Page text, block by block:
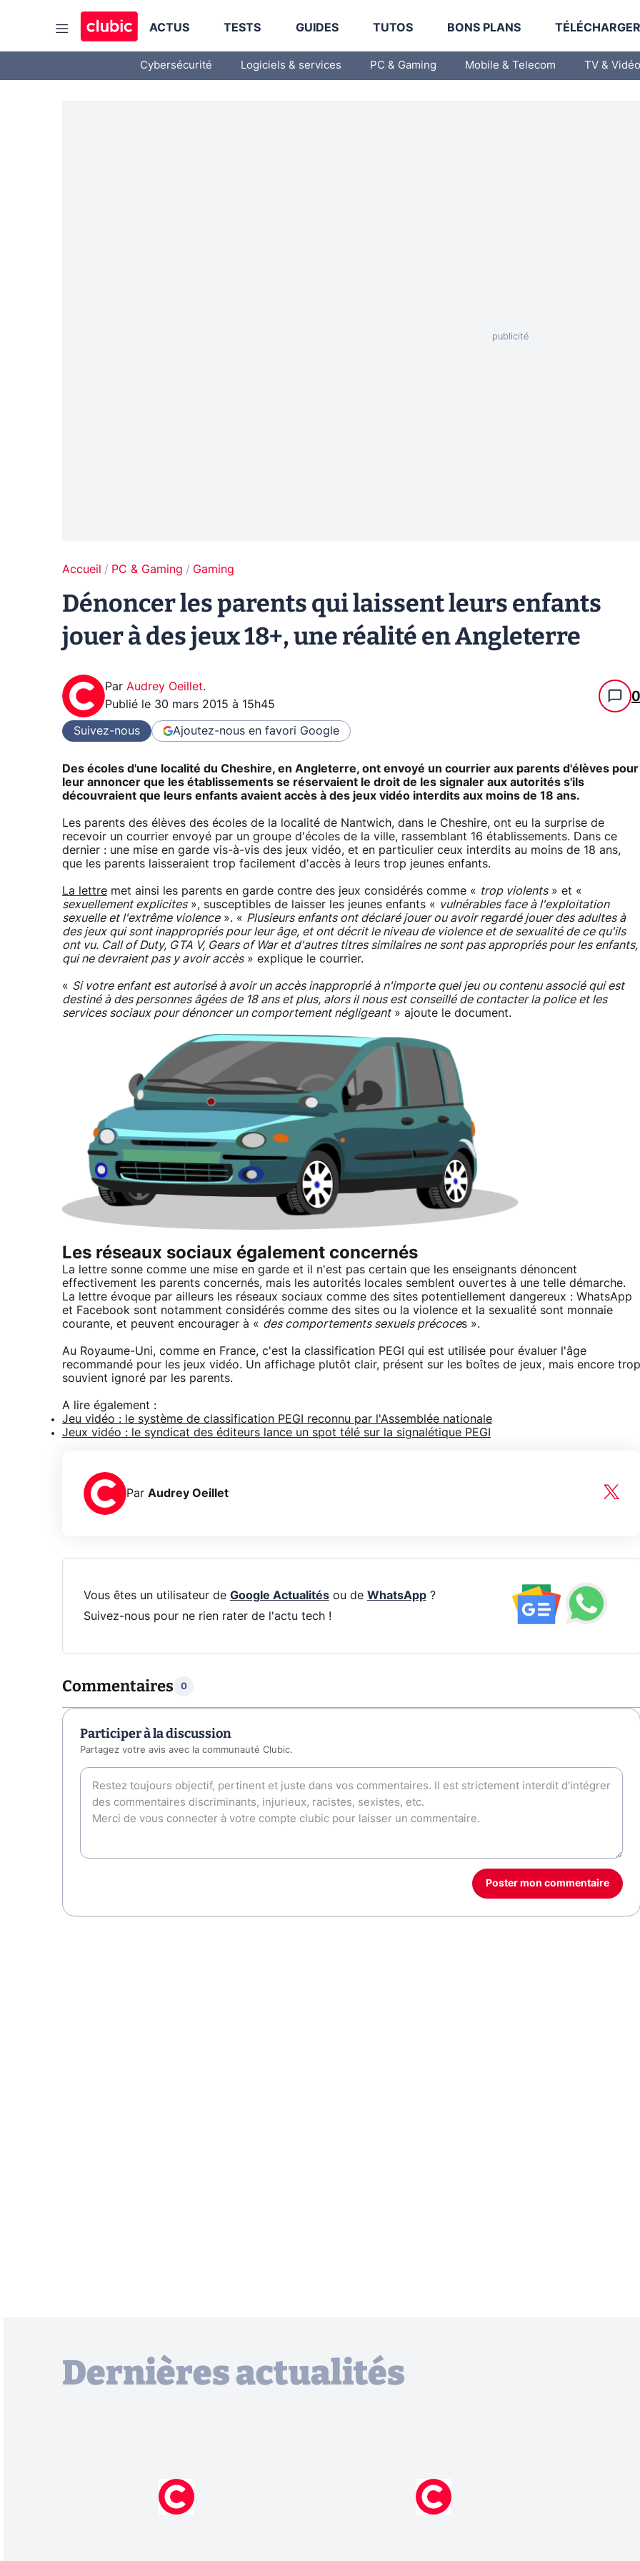
ACTUS TESTS GUIDES TUTOS BONS PLANS
Cybersécurité Logiciels & services PC & Gaming Mobile & Telecom TV & Vidéo
Accueil PC & Gaming Gaming
Dénoncer les parents qui laissent leurs enfants
jouer à des jeux 18+, une réalité en Angleterre
Par Audrey Oeillet.
Publié le 30 mars 2015 à 15h45 0
Suivez-nous Ajoutez-nous en favori Google
Des écoles d'une localité du Cheshire, en Angleterre, ont envoyé un courrier aux parents d'élèves pour
leur annoncer que les établissements se réservaient le droit de les signaler aux autorités s'ils
découvraient que leurs enfants avaient accès à des jeux vidéo interdits aux moins de 18 ans.
Les parents des élèves des écoles de la localité de Nantwich, dans le Cheshire, ont eu la surprise de
recevoir un courrier envoyé par un groupe d'écoles de la ville, rassemblant 16 établissements. Dans ce
dernier : une mise en garde vis-à-vis des jeux vidéo, et en particulier ceux interdits au moins de 18 ans,
que les parents laisseraient trop facilement d'accès à leurs trop jeunes enfants.
La lettre met ainsi les parents en garde contre des jeux considérés comme « trop violents» et «
sexuellement explicites», susceptibles de laisser les jeunes enfants « vulnérables face à l'exploitation
sexuelle et l'extrême violence». « Plusieurs enfants ont déclaré jouer ou avoir regardé jouer des adultes à
des jeux qui sont inappropriés pour leur âge, et ont décrit le niveau de violence et de sexualité de ce qu'ils
ont vu. Call of Duty, GTA V, Gears of War et d'autres titres similaires ne sont pas appropriés pour les enfants,
qui ne devraient pas y avoir accès» explique le courrier.
« Si votre enfant est autorisé à avoir un accès inapproprié à n'importe quel jeu ou contenu associé qui est
destiné à des personnes âgées de 18 ans et plus, alors il nous est conseillé de contacter la police et les
services sociaux pour dénoncer un comportement négligeant» ajoute le document.
Les réseaux sociaux également concernés
La lettre sonne comme une mise en garde et il n'est pas certain que les enseignants dénoncent
effectivement les parents concernés, mais les autorités locales semblent ouvertes à une telle démarche.
La lettre évoque par ailleurs les réseaux sociaux comme des sites potentiellement dangereux : WhatsApp
et Facebook sont notamment considérés comme des sites ou la violence et la sexualité sont monnaie
courante, et peuvent encourager à « des comportements sexuels précoces ».
Au Royaume-Uni, comme en France, c'est la classification PEGI qui est utilisée pour évaluer l'âge
recommandé pour les jeux vidéo. Un affichage plutôt clair, présent sur les boîtes de jeux, mais encore trop
souvient ignoré par les parents.
A lire également :
Jeu vidéo : le système de classification PEGI reconnu par l'Assemblée nationale
Jeux vidéo : le syndicat des éditeurs lance un spot télé sur la signalétique PEGI
Par Audrey Oeillet
Vous êtes un utilisateur de Google Actualitésou de WhatsApp?
Suivez-nous pour ne rien rater de l'actu tech !
Commentaires 0
Participer à la discussion
Partagez votre avis avec la communauté Clubic.
Poster mon commentaire
Dernières actualités